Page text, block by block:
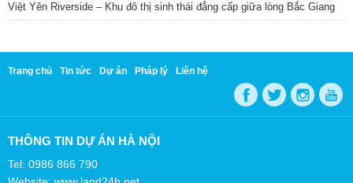
Việt Yên Riverside – Khu đô thị sinh thái đẳng cấp giữa lòng Bắc Giang
Trang chủ Tin tức Dự án Pháp lý Liên hệ
THÔNG TIN DỰ ÁN HÀ NỘI
Tel: 0986 866 790